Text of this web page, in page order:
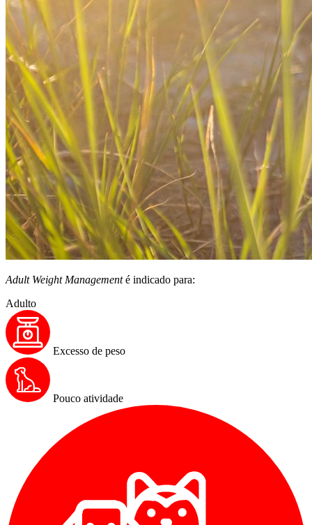
Adult Weight Managementé indicado para:
Adulto
Excesso de peso
Pouco atividade